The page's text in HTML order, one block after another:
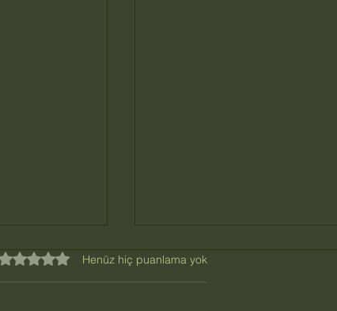
üzerinden 0 yıldızHenüz hiç puanlama yok